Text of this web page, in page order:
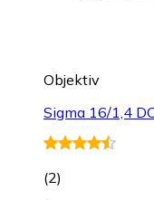
Objektiv
Sigma 16/1,4
(2)